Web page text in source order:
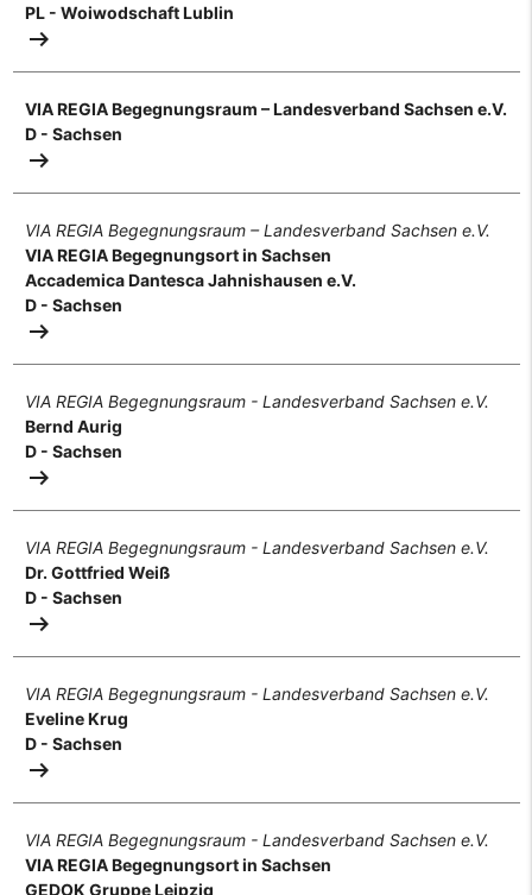
PL - Woiwodschaft Lublin
arrow_right_alt
VIA REGIA Begegnungsraum – Landesverband Sachsen e.V.
D - Sachsen
arrow_right_alt
VIA REGIA Begegnungsraum – Landesverband Sachsen e.V.
VIA REGIA Begegnungsort in Sachsen
Accademica Dantesca Jahnishausen e.V.
D - Sachsen
arrow_right_alt
VIA REGIA Begegnungsraum - Landesverband Sachsen e.V.
Bernd Aurig
D - Sachsen
arrow_right_alt
VIA REGIA Begegnungsraum - Landesverband Sachsen e.V.
Dr. Gottfried Weiß
D - Sachsen
arrow_right_alt
VIA REGIA Begegnungsraum - Landesverband Sachsen e.V.
Eveline Krug
D - Sachsen
arrow_right_alt
VIA REGIA Begegnungsraum - Landesverband Sachsen e.V.
VIA REGIA Begegnungsort in Sachsen
GEDOK Gruppe Leipzig